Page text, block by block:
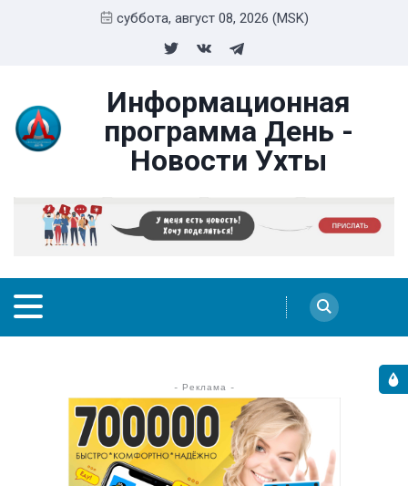
суббота, август 08, 2026 (MSK)
Информационная
программа День -
Новости Ухты
- Реклама -